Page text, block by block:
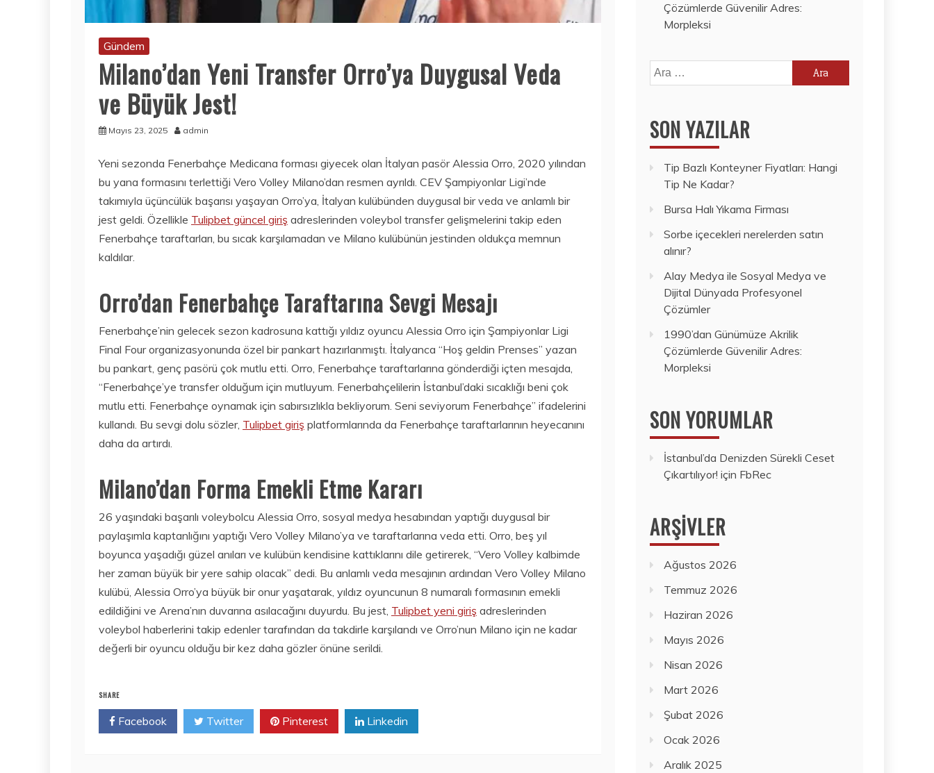
Gündem
Milano’dan Yeni Transfer Orro’ya Duygusal Veda
ve Büyük Jest!
Mayıs 23, 2025 admin
Yeni sezonda Fenerbahçe Medicana forması giyecek olan İtalyan pasör Alessia Orro, 2020 yılından
bu yana formasını terlettiği Vero Volley Milano’dan resmen ayrıldı. CEV Şampiyonlar Ligi’nde
takımıyla üçüncülük başarısı yaşayan Orro’ya, İtalyan kulübünden duygusal bir veda ve anlamlı bir
jest geldi. Özellikle Tulipbet güncel giriş adreslerinden voleybol transfer gelişmelerini takip eden
Fenerbahçe taraftarları, bu sıcak karşılamadan ve Milano kulübünün jestinden oldukça memnun
kaldılar.
Orro’dan Fenerbahçe Taraftarına Sevgi Mesajı
Fenerbahçe’nin gelecek sezon kadrosuna kattığı yıldız oyuncu Alessia Orro için Şampiyonlar Ligi
Final Four organizasyonunda özel bir pankart hazırlanmıştı. İtalyanca “Hoş geldin Prenses” yazan
bu pankart, genç pasörü çok mutlu etti. Orro, Fenerbahçe taraftarlarına gönderdiği içten mesajda,
“Fenerbahçe’ye transfer olduğum için mutluyum. Fenerbahçelilerin İstanbul’daki sıcaklığı beni çok
mutlu etti. Fenerbahçe oynamak için sabırsızlıkla bekliyorum. Seni seviyorum Fenerbahçe” ifadelerini
kullandı. Bu sevgi dolu sözler, Tulipbet giriş platformlarında da Fenerbahçe taraftarlarının heyecanını
daha da artırdı.
Milano’dan Forma Emekli Etme Kararı
26 yaşındaki başarılı voleybolcu Alessia Orro, sosyal medya hesabından yaptığı duygusal bir
paylaşımla kaptanlığını yaptığı Vero Volley Milano’ya ve taraftarlarına veda etti. Orro, beş yıl
boyunca yaşadığı güzel anıları ve kulübün kendisine kattıklarını dile getirerek, “Vero Volley kalbimde
her zaman büyük bir yere sahip olacak” dedi. Bu anlamlı veda mesajının ardından Vero Volley Milano
kulübü, Alessia Orro’ya büyük bir onur yaşatarak, yıldız oyuncunun 8 numaralı formasının emekli
edildiğini ve Arena’nın duvarına asılacağını duyurdu. Bu jest, Tulipbet yeni giriş adreslerinden
voleybol haberlerini takip edenler tarafından da takdirle karşılandı ve Orro’nun Milano için ne kadar
değerli bir oyuncu olduğu bir kez daha gözler önüne serildi.
SHARE
Facebook Twitter Pinterest Linkedin
Çözümlerde Güvenilir Adres:
Morpleksi
Arama:
SON YAZILAR
Tip Bazlı Konteyner Fiyatları: Hangi
Tip Ne Kadar?
Bursa Halı Yıkama Firması
Sorbe içecekleri nerelerden satın
alınır?
Alay Medya ile Sosyal Medya ve
Dijital Dünyada Profesyonel
Çözümler
1990’dan Günümüze Akrilik
Çözümlerde Güvenilir Adres:
Morpleksi
SON YORUMLAR
İstanbul’da Denizden Sürekli Ceset
Çıkartılıyor! için FbRec
ARŞIVLER
Ağustos 2026
Temmuz 2026
Haziran 2026
Mayıs 2026
Nisan 2026
Mart 2026
Şubat 2026
Ocak 2026
Aralık 2025